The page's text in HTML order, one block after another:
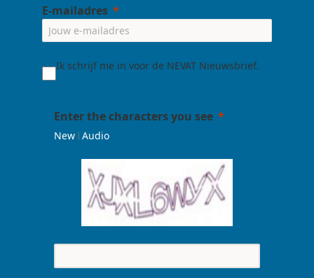
E-mailadres
Ik schrijf me in voor de NEVAT Nieuwsbrief.
Enter the characters you see
New | Audio